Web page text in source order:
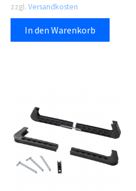
zzgl. Versandkosten
In den Warenkorb